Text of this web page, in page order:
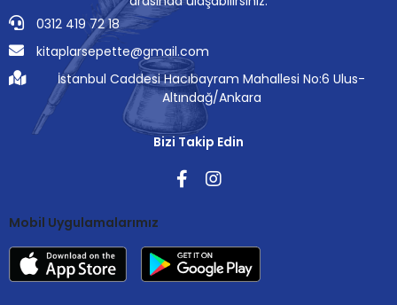
0312 419 72 18
kitaplarsepette@gmail.com
İstanbul Caddesi Hacıbayram Mahallesi No:6 Ulus-
Altındağ/Ankara
Bizi Takip Edin
Mobil Uygulamalarımız